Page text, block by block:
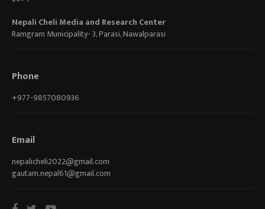
Nepali Cheli Media and Research Center
Ramgram Municipality- 3, Parasi, Nawalparasi
Phone
+977-9857080936
Email
nepalicheli2022@gmail.com
gautam.nepal61@gmail.com